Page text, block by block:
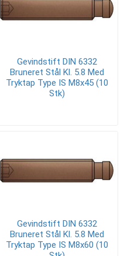
Gevindstift DIN 6332
Bruneret Stål Kl. 5.8 Med
Tryktap Type IS M8x45 (10
Stk)
Gevindstift DIN 6332
Bruneret Stål Kl. 5.8 Med
Tryktap Type IS M8x60 (10